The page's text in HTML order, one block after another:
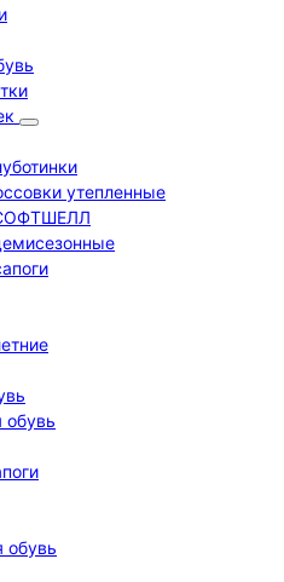
утепленные
обувь
обувь